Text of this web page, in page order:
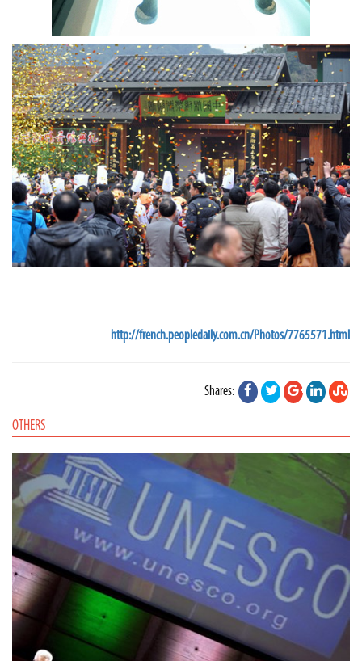
http://french.peopledaily.com.cn/Photos/7765571.html
Shares:
OTHERS